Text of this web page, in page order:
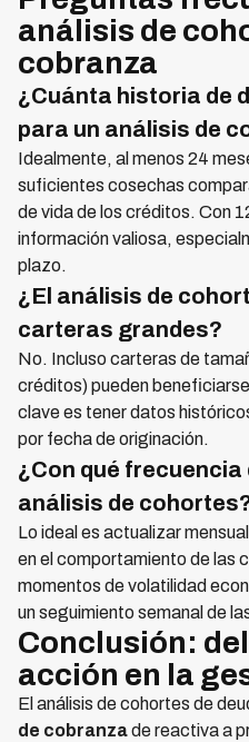
análisis de
cobranza
¿Cuánta historia de
para un análisis de
Idealmente, al menos 24
suficientes cosechas
de vida de los créditos. Con
información valiosa,
plazo.
¿El análisis de
carteras grandes?
No. Incluso carteras de
créditos) pueden
clave es tener datos
por fecha de originación.
¿Con qué frecuencia
análisis de
Lo ideal es actualizar
en el comportamiento de las
momentos de volatilidad
un seguimiento semanal de
Conclusión:
acción en la
El análisis de cohortes de
de cobranzade reactiva a